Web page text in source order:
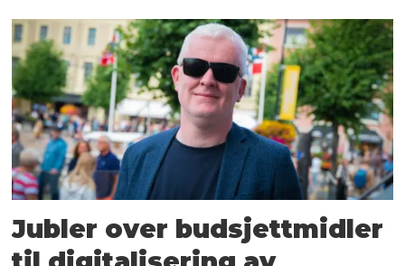
Jubler over budsjettmidler